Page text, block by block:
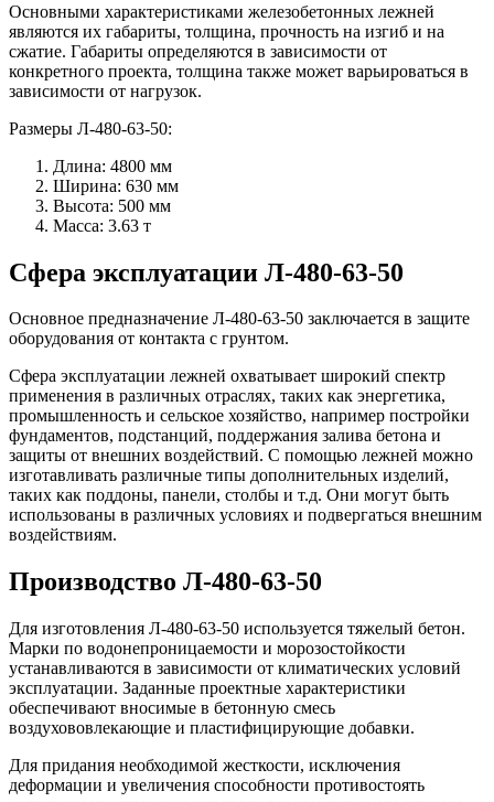
Основными характеристиками железобетонных лежней
являются их габариты, толщина, прочность на изгиб и на
сжатие. Габариты определяются в зависимости от
конкретного проекта, толщина также может варьироваться в
зависимости от нагрузок.
Размеры Л-480-63-50:
Длина: 4800 мм
Ширина: 630 мм
Высота: 500 мм
Масса: 3.63 т
Сфера эксплуатации Л-480-63-50
Основное предназначение Л-480-63-50 заключается в защите
оборудования от контакта с грунтом.
Сфера эксплуатации лежней охватывает широкий спектр
применения в различных отраслях, таких как энергетика,
промышленность и сельское хозяйство, например постройки
фундаментов, подстанций, поддержания залива бетона и
защиты от внешних воздействий. С помощью лежней можно
изготавливать различные типы дополнительных изделий,
таких как поддоны, панели, столбы и т.д. Они могут быть
использованы в различных условиях и подвергаться внешним
воздействиям.
Производство Л-480-63-50
Для изготовления Л-480-63-50 используется тяжелый бетон.
Марки по водонепроницаемости и морозостойкости
устанавливаются в зависимости от климатических условий
эксплуатации. Заданные проектные характеристики
обеспечивают вносимые в бетонную смесь
воздухововлекающие и пластифицирующие добавки.
Для придания необходимой жесткости, исключения
деформации и увеличения способности противостоять